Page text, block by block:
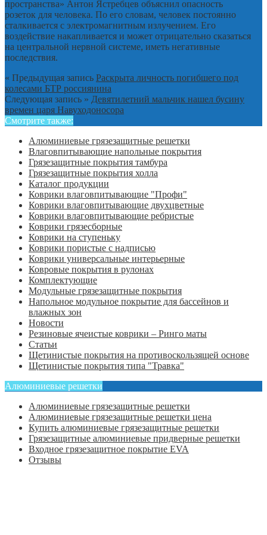
пространства» Антон Ястребцев объяснил опасность
розеток для человека. По его словам, человек постоянно
сталкивается с электромагнитным излучением. Его
воздействие накапливается и может отрицательно сказаться
на центральной нервной системе, иметь негативные
последствия.
« Предыдущая запись Раскрыта личность погибшего под
колесами БТР россиянина
Следующая запись » Девятилетний мальчик нашел бусину
времен царя Навуходоносора
Смотрите также:
Алюминиевые грязезащитные решетки
Влаговпитывающие напольные покрытия
Грязезащитные покрытия тамбура
Грязезащитные покрытия холла
Каталог продукции
Коврики влаговпитывающие "Профи"
Коврики влаговпитывающие двухцветные
Коврики влаговпитывающие ребристые
Коврики грязесборные
Коврики на ступеньку
Коврики пористые с надписью
Коврики универсальные интерьерные
Ковровые покрытия в рулонах
Комплектующие
Модульные грязезащитные покрытия
Напольное модульное покрытие для бассейнов и
влажных зон
Новости
Резиновые ячеистые коврики – Ринго маты
Статьи
Щетинистые покрытия на противоскользящей основе
Щетинистые покрытия типа "Травка"
Алюминиевые решетки
Алюминиевые грязезащитные решетки
Алюминиевые грязезащитные решетки цена
Купить алюминиевые грязезащитные решетки
Грязезащитные алюминиевые придверные решетки
Входное грязезащитное покрытие EVA
Отзывы